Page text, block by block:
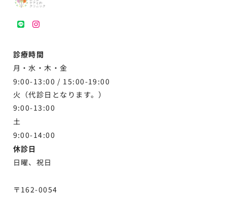
LINEinstagram
診療時間
月・水・木・金
9:00-13:00 / 15:00-19:00
火（代診日となります。）
9:00-13:00
土
9:00-14:00
休診日
日曜、祝日
〒162-0054